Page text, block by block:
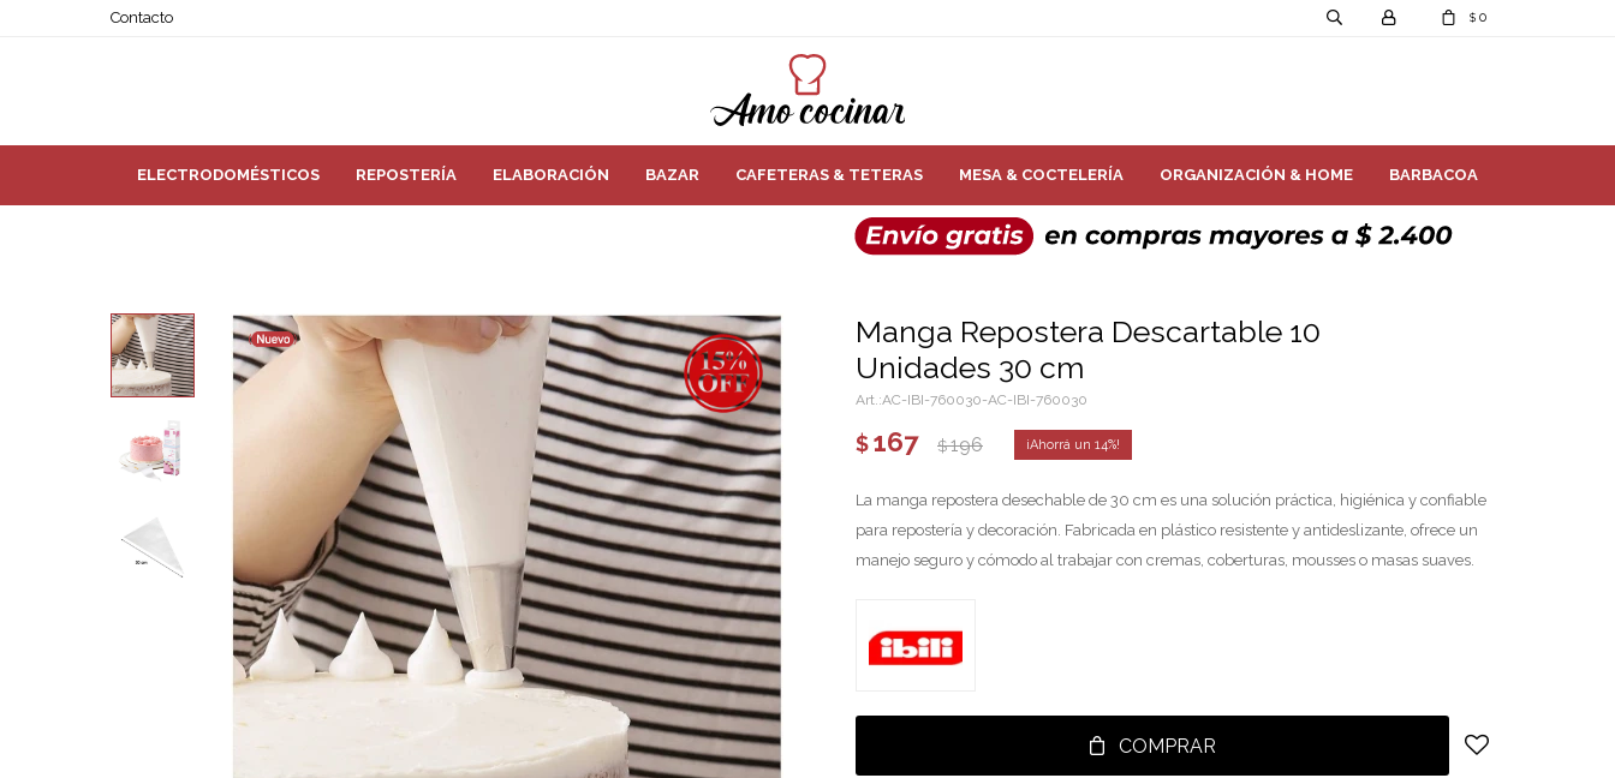
ELECTRODOMÉSTICOS REPOSTERÍA ELABORACIÓN BAZAR CAFETERAS & TETERAS MESA & COCTELERÍA ORGANIZACIÓN & HOME BARBACOA
$ 0
Contacto
Manga Repostera Descartable 10
Unidades 30 cm
AC-IBI-760030-AC-IBI-760030
$167 $ 196 14
La manga repostera desechable de 30 cm es una solución práctica, higiénica y confiable
para repostería y decoración. Fabricada en plástico resistente y antideslizante, ofrece un
manejo seguro y cómodo al trabajar con cremas, coberturas, mousses o masas suaves.
COMPRAR